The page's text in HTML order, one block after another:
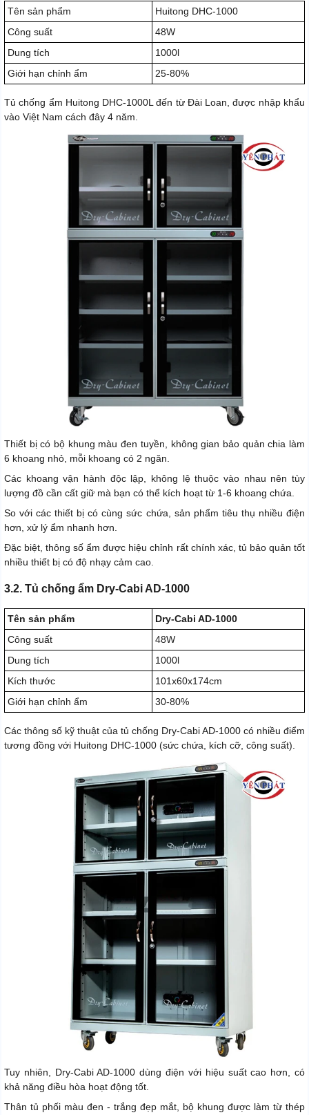
Tên sản phẩm
Huitong DHC-1000
Công suất
48W
Dung tích
1000l
Giới hạn chỉnh ẩm
25-80%
Tủ chống ẩm Huitong DHC-1000L đến từ Đài Loan, được nhập khẩu
vào Việt Nam cách đây 4 năm.
Thiết bị có bộ khung màu đen tuyền, không gian bảo quản chia làm
6 khoang nhỏ, mỗi khoang có 2 ngăn.
Các khoang vận hành độc lập, không lệ thuộc vào nhau nên tùy
lượng đồ cần cất giữ mà bạn có thể kích hoạt từ 1-6 khoang chứa.
So với các thiết bị có cùng sức chứa, sản phẩm tiêu thụ nhiều điện
hơn, xử lý ẩm nhanh hơn.
Đặc biệt, thông số ẩm được hiệu chỉnh rất chính xác, tủ bảo quản tốt
nhiều thiết bị có độ nhạy cảm cao.
3.2. Tủ chống ẩm Dry-Cabi AD-1000
Tên sản phẩm
Dry-Cabi AD-1000
Công suất
48W
Dung tích
1000l
Kích thước
101x60x174cm
Giới hạn chỉnh ẩm
30-80%
Các thông số kỹ thuật của tủ chống Dry-Cabi AD-1000 có nhiều điểm
tương đồng với Huitong DHC-1000 (sức chứa, kích cỡ, công suất).
Tuy nhiên, Dry-Cabi AD-1000 dùng điện với hiệu suất cao hơn, có
khả năng điều hòa hoạt động tốt.
Thân tủ phối màu đen - trắng đẹp mắt, bộ khung được làm từ thép